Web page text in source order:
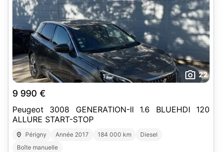
22
9 990 €
Peugeot 3008 GENERATION-II 1.6 BLUEHDI 120
ALLURE START-STOP
Périgny Année 2017 184 000 km
Diesel
Boîte manuelle